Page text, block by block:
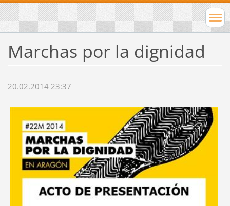
Marchas por la dignidad
20.02.2014 23:37